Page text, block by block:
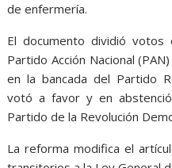
de enfermería.
El documento dividió
Partido Acción Nacional
en la bancada del Partido
votó a favor y en
Partido de la Revolución
La reforma modifica el